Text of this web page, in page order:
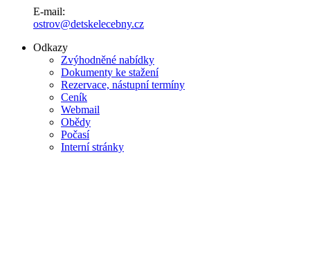
E-mail:
ostrov@detskelecebny.cz
Odkazy
Zvýhodněné nabídky
Dokumenty ke stažení
Rezervace, nástupní termíny
Ceník
Webmail
Obědy
Počasí
Interní stránky